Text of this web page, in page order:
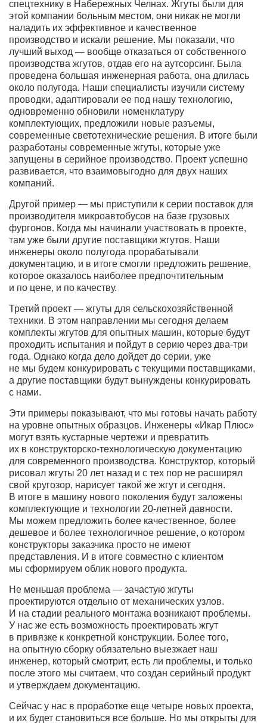
спецтехнику в Набережных Челнах. Жгуты были для
этой компании больным местом, они никак не могли
наладить их эффективное и качественное
производство и искали решение. Мы показали, что
лучший выход — вообще отказаться от собственного
производства жгутов, отдав его на аутсорсинг. Была
проведена большая инженерная работа, она длилась
около полугода. Наши специалисты изучили систему
проводки, адаптировали ее под нашу технологию,
одновременно обновили номенклатуру
комплектующих, предложили новые разъемы,
современные светотехнические решения. В итоге были
разработаны современные жгуты, которые уже
запущены в серийное производство. Проект успешно
развивается, что взаимовыгодно для двух наших
компаний.
Другой пример — мы приступили к серии поставок для
производителя микроавтобусов на базе грузовых
фургонов. Когда мы начинали участвовать в проекте,
там уже были другие поставщики жгутов. Наши
инженеры около полугода прорабатывали
документацию, и в итоге смогли предложить решение,
которое оказалось наиболее предпочтительным
и по цене, и по качеству.
Третий проект — жгуты для сельскохозяйственной
техники. В этом направлении мы сегодня делаем
комплекты жгутов для опытных машин, которые будут
проходить испытания и пойдут в серию через два-три
года. Однако когда дело дойдет до серии, уже
не мы будем конкурировать с текущими поставщиками,
а другие поставщики будут вынуждены конкурировать
с нами.
Эти примеры показывают, что мы готовы начать работу
на уровне опытных образцов. Инженеры «Икар Плюс»
могут взять кустарные чертежи и превратить
их в конструкторско-технологическую документацию
для современного производства. Конструктор, который
рисовал жгуты 20 лет назад и с тех пор не расширял
свой кругозор, нарисует такой же жгут и сегодня.
В итоге в машину нового поколения будут заложены
комплектующие и технологии 20-летней давности.
Мы можем предложить более качественное, более
дешевое и более технологичное решение, о котором
конструкторы заказчика просто не имеют
представления. И в итоге совместно с клиентом
мы сформируем облик нового продукта.
Не меньшая проблема — зачастую жгуты
проектируются отдельно от механических узлов.
И на стадии реального монтажа возникают проблемы.
У нас же есть возможность проектировать жгут
в привязке к конкретной конструкции. Более того,
на опытную сборку обязательно выезжает наш
инженер, который смотрит, есть ли проблемы, и только
после этого мы считаем, что создан серийный продукт
и утверждаем документацию.
Сейчас у нас в проработке еще четыре новых проекта,
и их будет становиться все больше. Но мы открыты для